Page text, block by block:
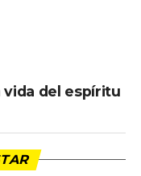
vida del espíritu